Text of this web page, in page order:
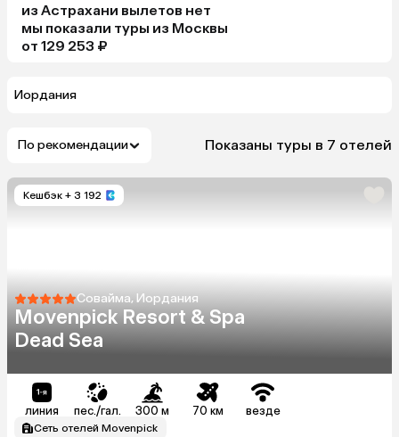
из Астрахани вылетов нет
мы показали туры из Москвы
от 129 253 ₽
Иордания
По рекомендации Показаны туры в 7 отелей
Кешбэк + 3 192
Совайма, Иордания
Movenpick Resort & Spa
Dead Sea
линия пес./гал. 300 м 70 км везде
Сеть отелей Movenpick